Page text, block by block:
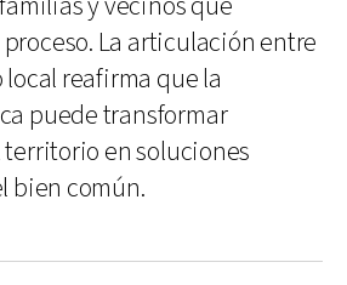
La articulación entre
local reafirma que la
puede transformar
en soluciones
bien común.